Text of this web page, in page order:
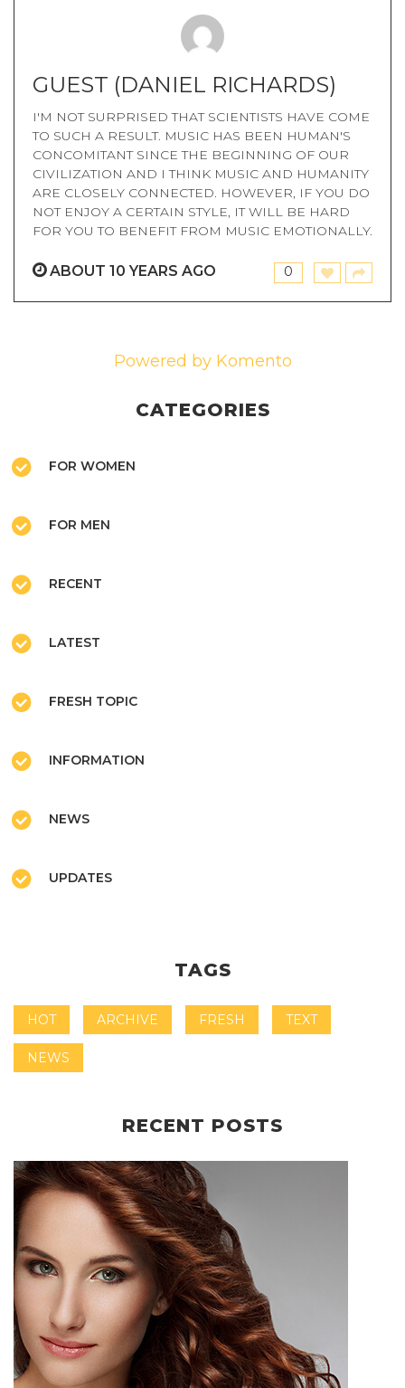
GUEST (DANIEL RICHARDS)
I'M NOT SURPRISED THAT SCIENTISTS HAVE COME
TO SUCH A RESULT. MUSIC HAS BEEN HUMAN'S
CONCOMITANT SINCE THE BEGINNING OF OUR
CIVILIZATION AND I THINK MUSIC AND HUMANITY
ARE CLOSELY CONNECTED. HOWEVER, IF YOU DO
NOT ENJOY A CERTAIN STYLE, IT WILL BE HARD
FOR YOU TO BENEFIT FROM MUSIC EMOTIONALLY.
ABOUT 10 YEARS AGO 0
Powered by Komento
CATEGORIES
FOR WOMEN
FOR MEN
RECENT
LATEST
FRESH TOPIC
INFORMATION
NEWS
UPDATES
TAGS
HOT ARCHIVE FRESH TEXT
NEWS
RECENT POSTS